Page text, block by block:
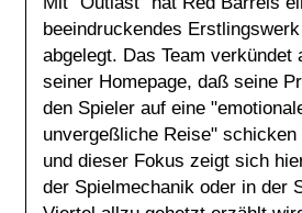
beeindruckendes Erstlingswerk
abgelegt. Das Team verkündet
seiner Homepage, daß seine
den Spieler auf eine
unvergeßliche Reise" schicken
und dieser Fokus zeigt sich
der Spielmechanik oder in der